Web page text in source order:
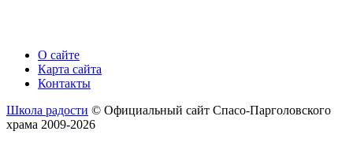
О сайте
Карта сайта
Контакты
Школа радости © Официальный сайт Спасо-Парголовского
храма 2009-2026